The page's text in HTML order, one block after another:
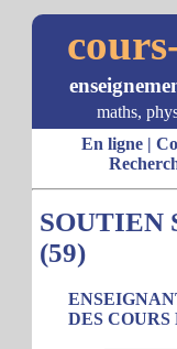
maths,
En ligne|
SOUTIEN
(59)
DES